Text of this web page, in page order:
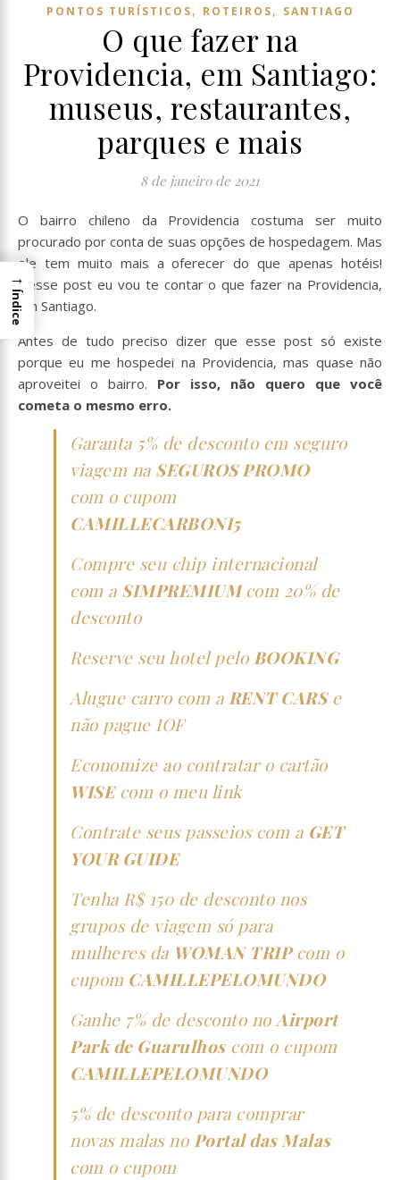
PONTOS TURÍSTICOS, ROTEIROS, SANTIAGO
O que fazer na
Providencia, em Santiago:
museus, restaurantes,
parques e mais
8 de janeiro de 2021
O bairro chileno da Providencia costuma ser muito
procurado por conta de suas opções de hospedagem. Mas
ele tem muito mais a oferecer do que apenas hotéis!
Nesse post eu vou te contar o que fazer na Providencia,
em Santiago.
Antes de tudo preciso dizer que esse post só existe
porque eu me hospedei na Providencia, mas quase não
aproveitei o bairro. Por isso, não quero que você
cometa o mesmo erro.
Garanta 5% de desconto em seguro
viagem na SEGUROS PROMO
com o cupom
CAMILLECARBONI5
Compre seu chip internacional
com a SIMPREMIUMcom 20% de
desconto
Reserve seu hotel pelo BOOKING
Alugue carro com a RENT CARSe
não pague IOF
Economize ao contratar o cartão
WISEcom o meu link
Contrate seus passeios com a GET
YOUR GUIDE
Tenha R$ 150 de desconto nos
grupos de viagem só para
mulheres da WOMAN TRIPcom o
cupom CAMILLEPELOMUNDO
Ganhe 7% de desconto no Airport
Park de Guarulhoscom o cupom
CAMILLEPELOMUNDO
5% de desconto para comprar
novas malas no Portal das Malas
com o cupom
→
Índice